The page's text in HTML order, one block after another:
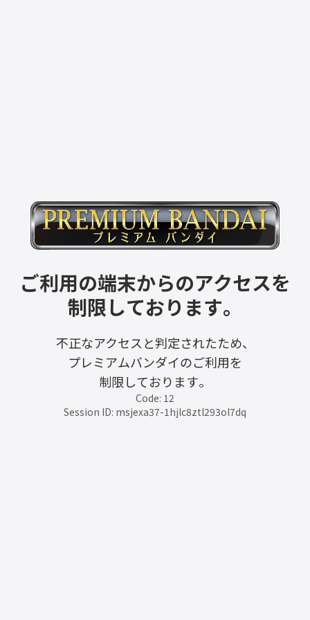
ご利用の端末からのアクセスを
制限しております。
不正なアクセスと判定されたため、
プレミアムバンダイのご利用を
制限しております。
Code: 12
Session ID: msjexa37-1hjlc8ztl293ol7dq